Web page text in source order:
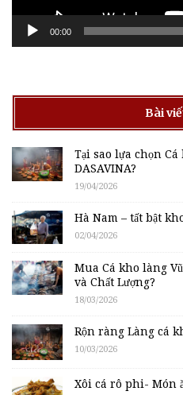
00:00
Bài
Tại sao lựa chọn
DASAVINA?
19/04/2026
Hà Nam – tất bật
02/04/2026
Mua Cá kho làng
và Chất Lượng?
18/03/2026
Rộn ràng Làng cá
10/03/2026
Xôi cá rô phi- Món